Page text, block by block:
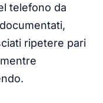
telefono da
ripetere pari